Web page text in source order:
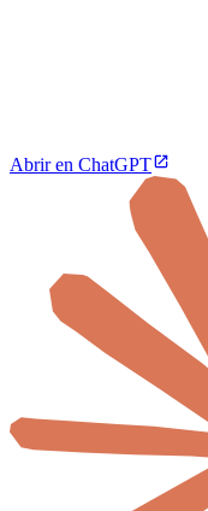
Abrir en ChatGPT